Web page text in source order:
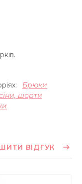
Брюки
шорти
ВІДГУК